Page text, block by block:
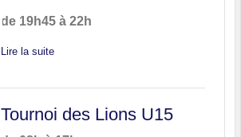
de 19h45 à 22h
Lire la suite
Tournoi des Lions U15